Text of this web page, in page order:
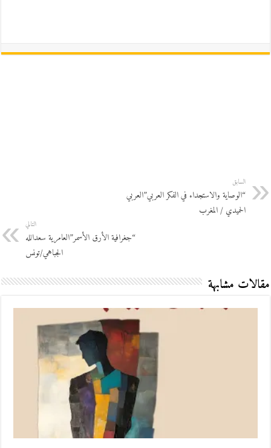
السابق
“الوصاية والاستجداء في الفكر العربي”العربي
الحميدي / المغرب
التالي
“جغرافية الأرق الأسمر”العامرية سعدالله
الجباهي/تونس
مقالات مشابهة